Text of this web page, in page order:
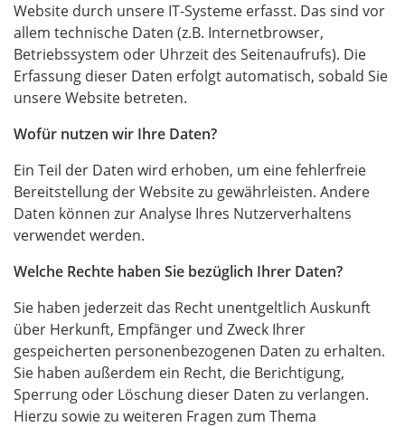
Website durch unsere IT-Systeme erfasst. Das sind vor
allem technische Daten (z.B. Internetbrowser,
Betriebssystem oder Uhrzeit des Seitenaufrufs). Die
Erfassung dieser Daten erfolgt automatisch, sobald Sie
unsere Website betreten.
Wofür nutzen wir Ihre Daten?
Ein Teil der Daten wird erhoben, um eine fehlerfreie
Bereitstellung der Website zu gewährleisten. Andere
Daten können zur Analyse Ihres Nutzerverhaltens
verwendet werden.
Welche Rechte haben Sie bezüglich Ihrer Daten?
Sie haben jederzeit das Recht unentgeltlich Auskunft
über Herkunft, Empfänger und Zweck Ihrer
gespeicherten personenbezogenen Daten zu erhalten.
Sie haben außerdem ein Recht, die Berichtigung,
Sperrung oder Löschung dieser Daten zu verlangen.
Hierzu sowie zu weiteren Fragen zum Thema